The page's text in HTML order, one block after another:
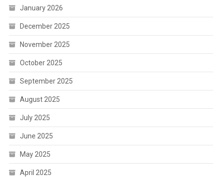
January 2026
December 2025
November 2025
October 2025
September 2025
August 2025
July 2025
June 2025
May 2025
April 2025